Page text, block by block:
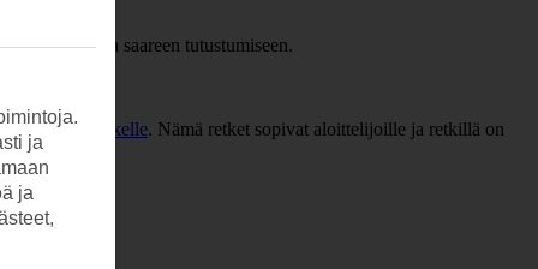
sijainnilla saareen tutustumiseen.
taisukellusretkelle. Nämä retket sopivat aloittelijoille ja retkillä on
ja
ja